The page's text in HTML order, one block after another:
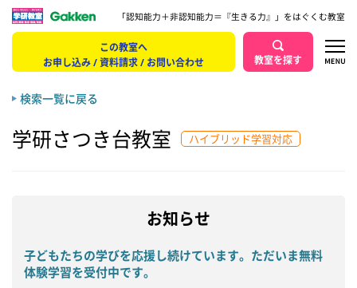
「認知能力＋非認知能力＝『生きる力』」をはぐくむ教室
この教室へ
お申し込み / 資料請求 / お問い合わせ
教室を探す
検索一覧に戻る
学研さつき台教室 ハイブリッド学習対応
お知らせ
子どもたちの学びを応援し続けています。ただいま無料
体験学習を受付中です。